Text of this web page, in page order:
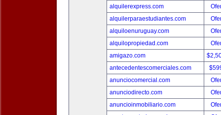
alquilerexpress.com
alquilerparaestudiantes.com
alquiloenuruguay.com
alquilopropiedad.com
amigazo.com
antecedentescomerciales.com
anunciocomercial.com
anunciodirecto.com
anuncioinmobiliario.com